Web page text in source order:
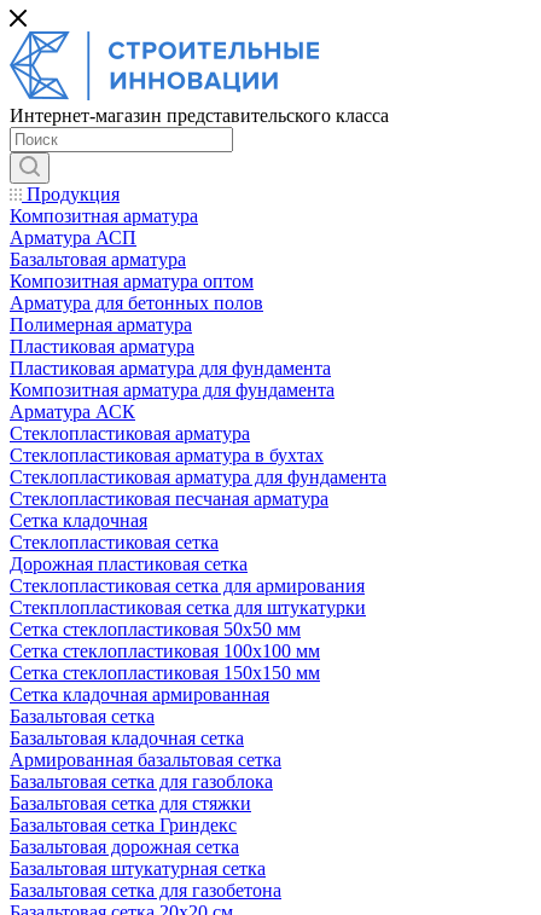
Интернет-магазин представительского класса
Продукция
Композитная арматура
Арматура АСП
Базальтовая арматура
Композитная арматура оптом
Арматура для бетонных полов
Полимерная арматура
Пластиковая арматура
Пластиковая арматура для фундамента
Композитная арматура для фундамента
Арматура АСК
Cтеклопластиковая арматура
Стеклопластиковая арматура в бухтах
Стеклопластиковая арматура для фундамента
Стеклопластиковая песчаная арматура
Сетка кладочная
Стеклопластиковая сетка
Дорожная пластиковая сетка
Стеклопластиковая сетка для армирования
Стекплопластиковая сетка для штукатурки
Сетка стеклопластиковая 50x50 мм
Сетка стеклопластиковая 100x100 мм
Сетка стеклопластиковая 150x150 мм
Сетка кладочная армированная
Базальтовая сетка
Базальтовая кладочная сетка
Армированная базальтовая сетка
Базальтовая сетка для газоблока
Базальтовая сетка для стяжки
Базальтовая сетка Гриндекс
Базальтовая дорожная сетка
Базальтовая штукатурная сетка
Базальтовая сетка для газобетона